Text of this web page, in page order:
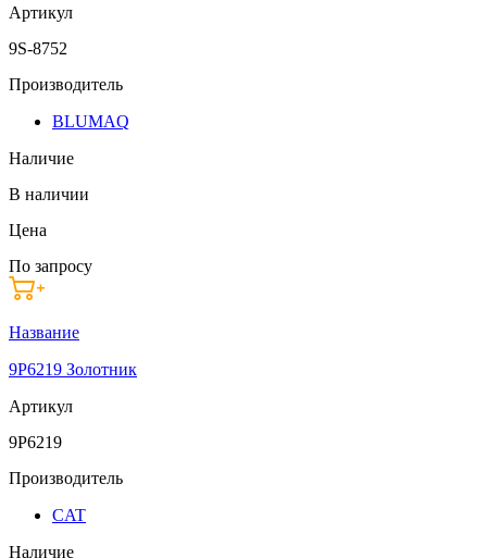
Артикул
9S-8752
Производитель
BLUMAQ
Наличие
В наличии
Цена
По запросу
Название
9P6219 Золотник
Артикул
9P6219
Производитель
CAT
Наличие